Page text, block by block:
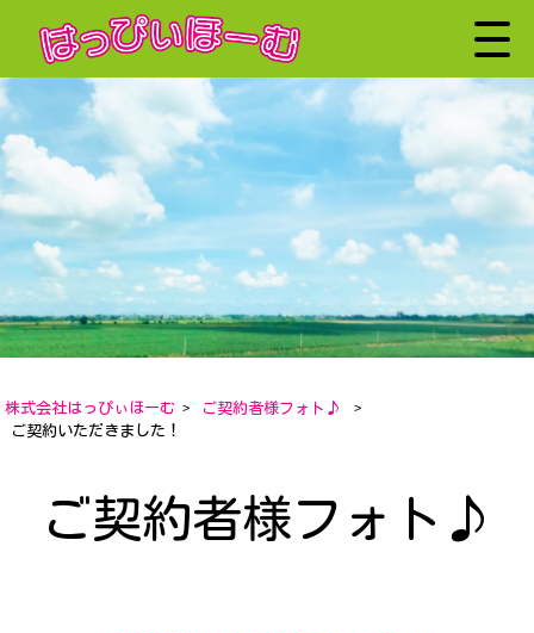
株式会社はっぴぃほーむ > ご契約者様フォト♪
>
ご契約いただきました！
ご契約者様フォト♪